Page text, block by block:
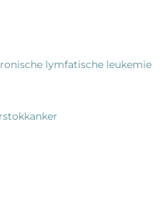
lymfatische leukemie